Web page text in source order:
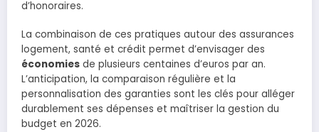
d’honoraires.
La combinaison de ces pratiques autour des assurances
logement, santé et crédit permet d’envisager des
économies de plusieurs centaines d’euros par an.
L’anticipation, la comparaison régulière et la
personnalisation des garanties sont les clés pour alléger
durablement ses dépenses et maîtriser la gestion du
budget en 2026.